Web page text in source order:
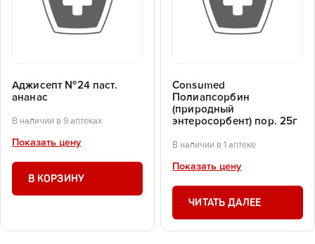
Аджисепт №24 паст.
ананас
В наличии в 9 аптеках
Показать цену
В КОРЗИНУ
Consumed
Полиапсорбин
(природный
энтеросорбент) пор. 25г
В наличии в 1 аптеке
Показать цену
ЧИТАТЬ ДАЛЕЕ